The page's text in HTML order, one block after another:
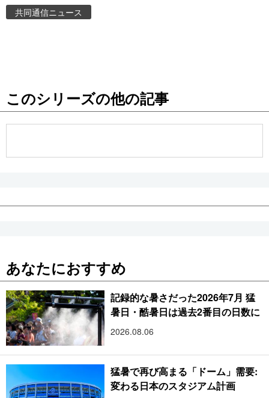
People
共同通信ニュース
このシリーズの他の記事
あなたにおすすめ
記録的な暑さだった2026年7月 猛
暑日・酷暑日は過去2番目の日数に
2026.08.06
猛暑で再び高まる「ドーム」需要:
変わる日本のスタジアム計画